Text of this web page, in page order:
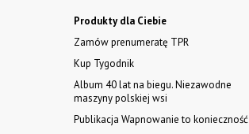
Produkty dla Ciebie
Zamów prenumeratę TPR
Kup Tygodnik
Album 40 lat na biegu. Niezawodne
maszyny polskiej wsi
Publikacja Wapnowanie to konieczność